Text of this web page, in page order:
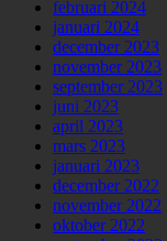
februari 2024
januari 2024
december 2023
november 2023
september 2023
juni 2023
april 2023
mars 2023
januari 2023
december 2022
november 2022
oktober 2022